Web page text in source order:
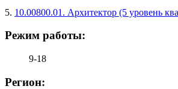
5. 10.00800.01. Архитектор (5 уровень
Режим работы:
9-18
Регион: